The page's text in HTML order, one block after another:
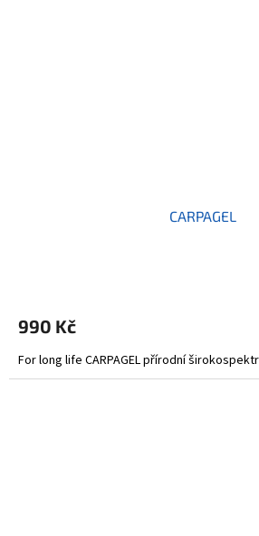
CARPAGEL
990 Kč
For long life CARPAGEL přírodní